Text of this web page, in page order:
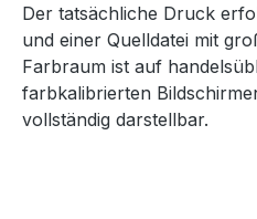
Der tatsächliche Druck
und einer Quelldatei mit
Farbraum ist auf
farbkalibrierten
vollständig darstellbar.